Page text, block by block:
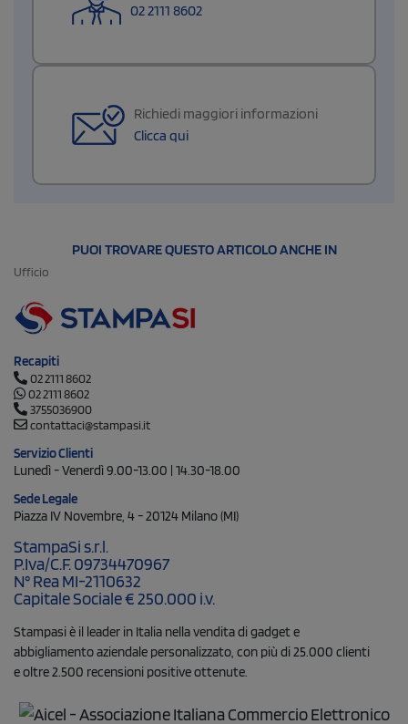
02 2111 8602
Richiedi maggiori informazioni
Clicca qui
PUOI TROVARE QUESTO ARTICOLO ANCHE IN
Ufficio
Recapiti
02 2111 8602
02 2111 8602
3755036900
contattaci@stampasi.it
Servizio Clienti
Lunedì - Venerdì 9.00-13.00 | 14.30-18.00
Sede Legale
Piazza IV Novembre, 4 - 20124 Milano (MI)
StampaSi s.r.l.
P.Iva/C.F. 09734470967
N° Rea MI-2110632
Capitale Sociale € 250.000 i.v.
Stampasi è il leader in Italia nella vendita di gadget e
abbigliamento aziendale personalizzato, con più di 25.000 clienti
e oltre 2.500 recensioni positive ottenute.